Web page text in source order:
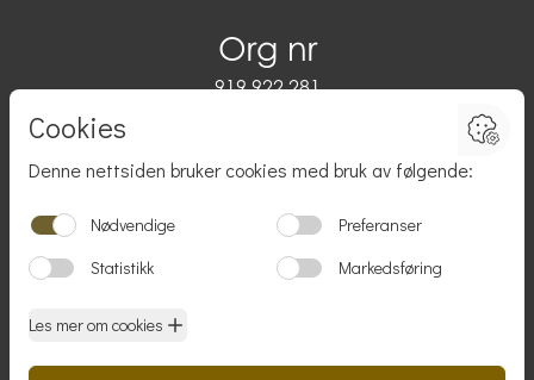
Org nr
919 922 281
Adresse
5058 Bergen
Kontakt